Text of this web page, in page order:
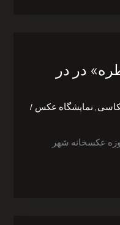
در در
نمایشگاه عکس /
عکسخانه شهر